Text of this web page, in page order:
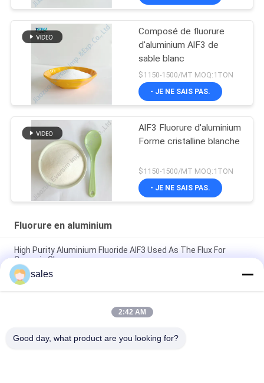
Composé de fluorure
d'aluminium AlF3 de
sable blanc
$1150-1500/MT MOQ:1TON
- JE NE SAIS PAS.
AlF3 Fluorure d'aluminium
Forme cristalline blanche
$1150-1500/MT MOQ:1TON
- JE NE SAIS PAS.
Fluorure en aluminium
High Purity Aluminium Fluoride AlF3 Used As The Flux For
Ceramic Glaze
Matériau de base chimique Fluorure d'aluminium 7784-18-1
pour les fluides de soudage dans la soudure des métaux
Produit chimique blanc sableux CAS7784-18-1 AlF3 Fluorure
sales
2:42 AM
Good day, what product are you looking for?